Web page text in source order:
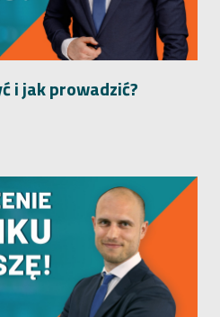
i jak prowadzić?